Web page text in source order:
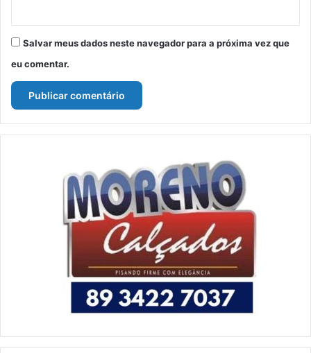
Salvar meus dados neste navegador para a próxima vez que
eu comentar.